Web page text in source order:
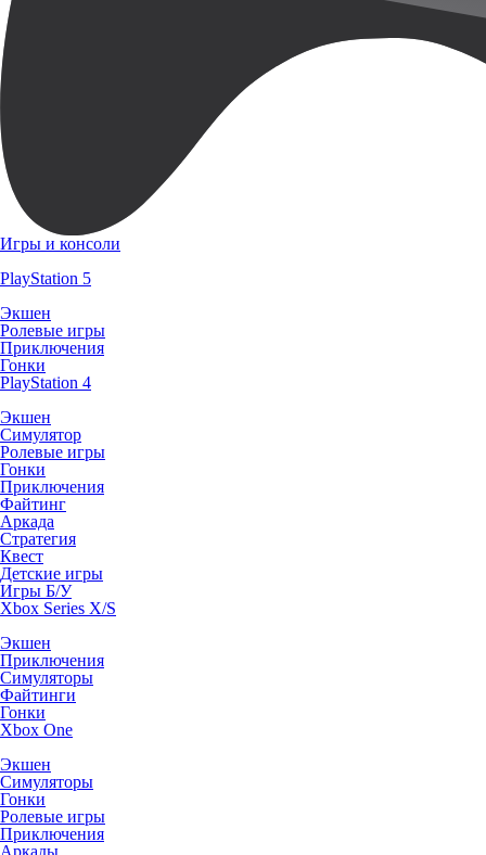
Игры и консоли
PlayStation 5
Экшен
Ролевые игры
Приключения
Гонки
PlayStation 4
Экшен
Симулятор
Ролевые игры
Гонки
Приключения
Файтинг
Аркада
Стратегия
Квест
Детские игры
Игры Б/У
Xbox Series X/S
Экшен
Приключения
Симуляторы
Файтинги
Гонки
Xbox One
Экшен
Симуляторы
Гонки
Ролевые игры
Приключения
Аркады